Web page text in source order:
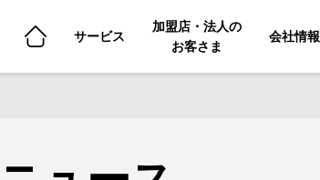
サービス
加盟店・法人の
お客さま
会社情報